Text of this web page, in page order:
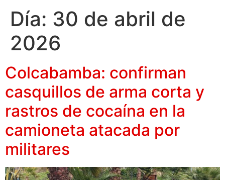
Día: 30 de abril de
2026
Colcabamba: confirman
casquillos de arma corta y
rastros de cocaína en la
camioneta atacada por
militares